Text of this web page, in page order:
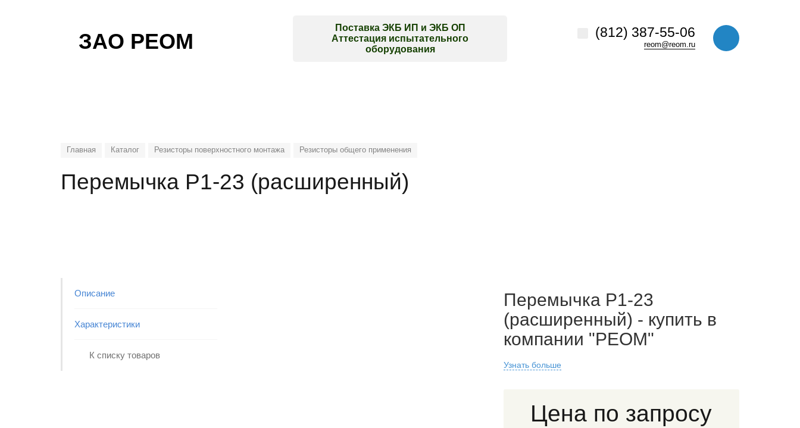
ЗАО РЕОМ
Поставка ЭКБ ИП и ЭКБ ОП
Аттестация испытательного
оборудования
(812) 387-55-06
reom@reom.ru
Главная Каталог Резисторы поверхностного монтажа Резисторы общего применения
Перемычка Р1-23 (расширенный)
Описание
Характеристики
К списку товаров
Перемычка Р1-23
(расширенный) - купить в
компании "РЕОМ"
Узнать больше
Цена по запросу